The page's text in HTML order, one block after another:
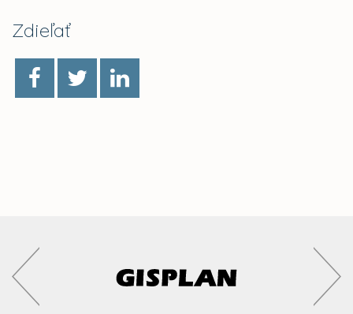
Zdieľať